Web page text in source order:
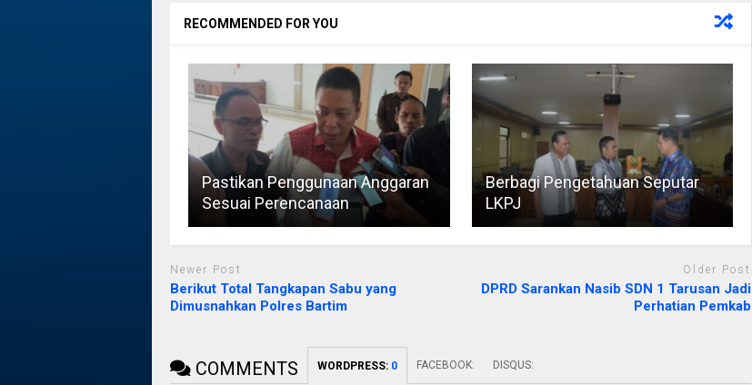
RECOMMENDED FOR YOU
Pastikan Penggunaan Anggaran
Sesuai Perencanaan
Berbagi Pengetahuan Seputar
LKPJ
Newer Post
Berikut Total Tangkapan Sabu yang
Dimusnahkan Polres Bartim
Older Post
DPRD Sarankan Nasib SDN 1 Tarusan Jadi
Perhatian Pemkab
COMMENTS WORDPRESS: 0 FACEBOOK: DISQUS: